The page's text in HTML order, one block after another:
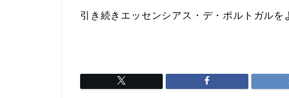
引き続きエッセンシアス・デ・ポルトガルを